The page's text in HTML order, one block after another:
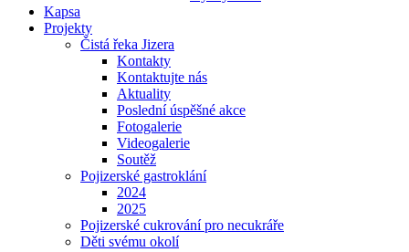
Kapsa
Projekty
Čistá řeka Jizera
Kontakty
Kontaktujte nás
Aktuality
Poslední úspěšné akce
Fotogalerie
Videogalerie
Soutěž
Pojizerské gastroklání
2024
2025
Pojizerské cukrování pro necukráře
Děti svému okolí